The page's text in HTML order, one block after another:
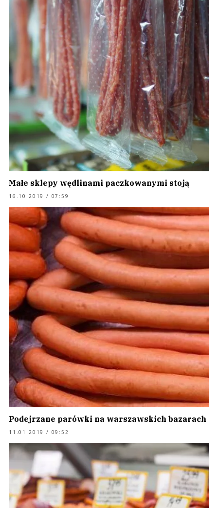
Małe sklepy wędlinami paczkowanymi stoją
16.10.2019 / 07:59
Podejrzane parówki na warszawskich bazarach
11.01.2019 / 09:52